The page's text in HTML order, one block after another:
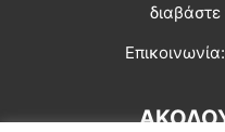
Επικοινωνία: